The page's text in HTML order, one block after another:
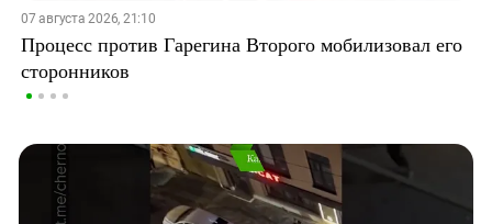
07 августа 2026, 21:10
Процесс против Гарегина Второго мобилизовал его
сторонников